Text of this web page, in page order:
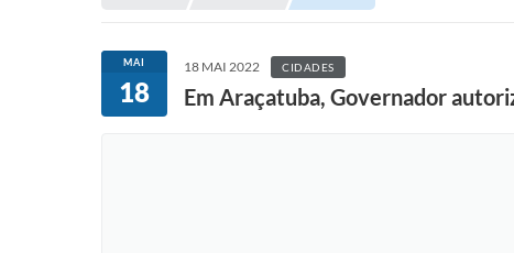
MAI
18
18 MAI 2022 CIDADES
Em Araçatuba, Governador